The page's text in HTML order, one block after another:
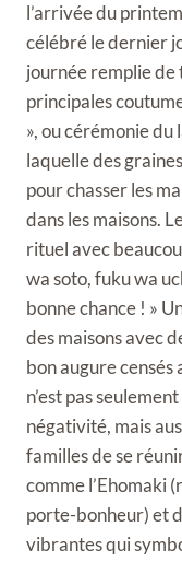
l’arrivée du
célébré le dernier
journée remplie de
principales
», ou cérémonie
laquelle des
pour chasser les
dans les maisons.
rituel avec
wa soto, fuku wa
bonne chance ! »
des maisons avec
bon augure
n’est pas
négativité, mais
familles de se
comme l’Ehomaki
porte-bonheur) et
vibrantes qui